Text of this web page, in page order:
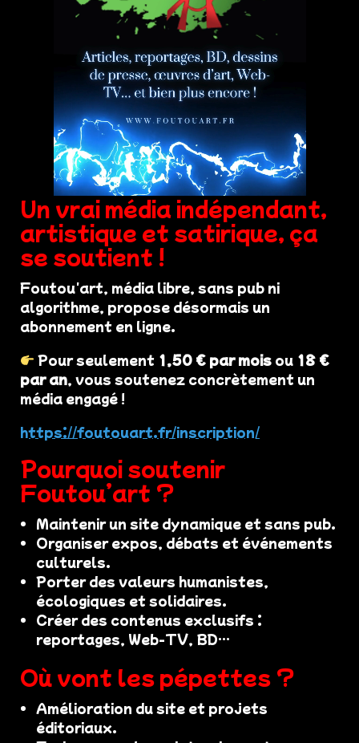
Un vrai média indépendant,
artistique et satirique, ça
se soutient !
Foutou'art, média libre, sans pub ni
algorithme, propose désormais un
abonnement en ligne.
Pour seulement 1,50 € par mois ou 18 €
par an, vous soutenez concrètement un
média engagé !
https://foutouart.fr/inscription/
Pourquoi soutenir
Foutou’art ?
Maintenir un site dynamique et sans pub.
Organiser expos, débats et événements
culturels.
Porter des valeurs humanistes,
écologiques et solidaires.
Créer des contenus exclusifs :
reportages, Web-TV, BD…
Où vont les pépettes ?
Amélioration du site et projets
éditoriaux.